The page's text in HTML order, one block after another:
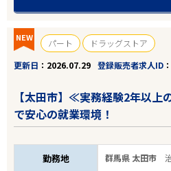
NEW パート
ドラッグストア
更新日
2026.07.29 登録販売者求人ID
【太田市】≪実務経験2年以
で安心の就業環境！
勤務地 群馬県 太田市